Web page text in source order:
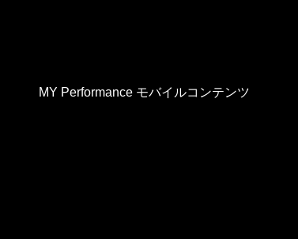
MY Performance モバイルコンテンツ